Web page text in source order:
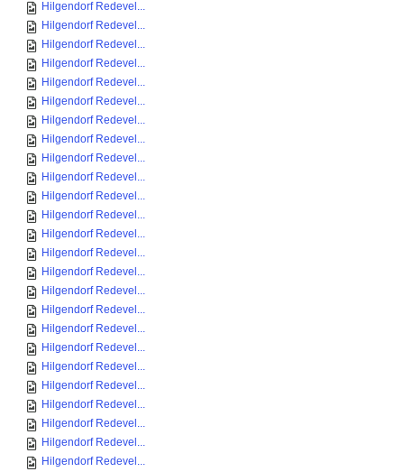
Hilgendorf Redevel...
Hilgendorf Redevel...
Hilgendorf Redevel...
Hilgendorf Redevel...
Hilgendorf Redevel...
Hilgendorf Redevel...
Hilgendorf Redevel...
Hilgendorf Redevel...
Hilgendorf Redevel...
Hilgendorf Redevel...
Hilgendorf Redevel...
Hilgendorf Redevel...
Hilgendorf Redevel...
Hilgendorf Redevel...
Hilgendorf Redevel...
Hilgendorf Redevel...
Hilgendorf Redevel...
Hilgendorf Redevel...
Hilgendorf Redevel...
Hilgendorf Redevel...
Hilgendorf Redevel...
Hilgendorf Redevel...
Hilgendorf Redevel...
Hilgendorf Redevel...
Hilgendorf Redevel...